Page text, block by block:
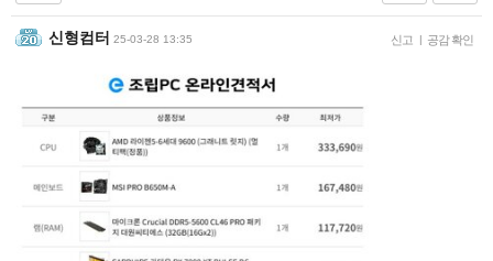
신형컴터 25-03-28 13:35 신고 | 공감 확인